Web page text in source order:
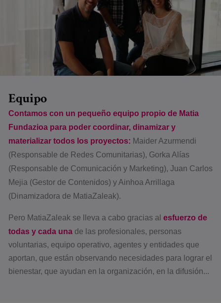
Equipo
Contamos con un pequeño equipo propio de Matia
Fundazioa para poder coordinar, dinamizar y
materializar todos los proyectos: Maider Azurmendi
(Responsable de Redes Comunitarias), Gorka Alías
(Responsable de Comunicación y Marketing), Juan Carlos
Mejia (Gestor de Contenidos) y Ainhoa Arrillaga
(Dinamizadora de MatiaZaleak).
Pero MatiaZa leak se lleva a cabo gracias al esfuerzo de
todas y cada una de las profesionales, personas
voluntarias, equipo operativo, agentes y entidades que
aportan, que están observando necesidades para lograr el
bienestar, que ayudan en la organización, en la difusión...